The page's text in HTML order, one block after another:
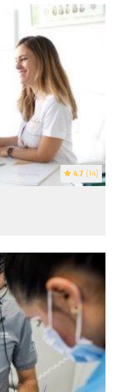
4.7 (14)